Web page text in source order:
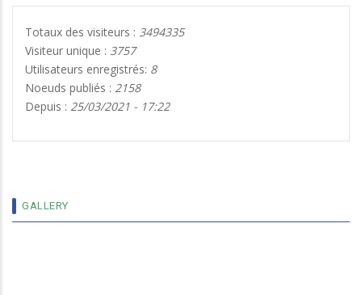
Totaux des visiteurs : 3494335
Visiteur unique : 3757
Utilisateurs enregistrés: 8
Noeuds publiés : 2158
Depuis : 25/03/2021 - 17:22
GALLERYDE CONFÉRENCES AGRÉGÉS